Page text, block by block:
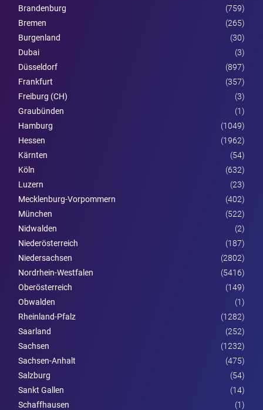
Brandenburg
(759)
Bremen
(265)
Burgen­land
(30)
Dubai
(3)
Düsseldorf
(897)
Frankfurt
(357)
Freiburg (CH)
(3)
Graubünden
(1)
Hamburg
(1049)
Hessen
(1962)
Kärnten
(54)
Köln
(632)
Luzern
(23)
Mecklenburg-Vorpommern
(402)
München
(522)
Nidwalden
(2)
Nieder­österreich
(187)
Niedersachsen
(2802)
Nordrhein-Westfalen
(5416)
Ober­österreich
(149)
Obwalden
(1)
Rheinland-Pfalz
(1282)
Saarland
(252)
Sachsen
(1232)
Sachsen-Anhalt
(475)
Salzburg
(54)
Sankt Gallen
(14)
Schaffhausen
(1)